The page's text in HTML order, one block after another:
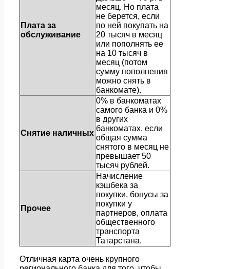
Плата за
обслуживание
месяц. Но плата
не берется, если
по ней покупать на
20 тысяч в месяц
или пополнять ее
на 10 тысяч в
месяц (потом
сумму пополнения
можно снять в
банкомате).
Снятие наличных
0% в банкоматах
самого банка и 0%
в других
банкоматах, если
общая сумма
снятого в месяц не
превышает 50
тысяч рублей.
Прочее
Начисление
кэшбека за
покупки, бонусы за
покупки у
партнеров, оплата
общественного
транспорта
Татарстана.
Отличная карта очень крупного